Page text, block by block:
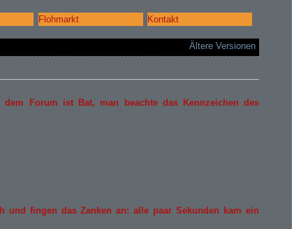
Flohmarkt Kontakt
Ältere Versionen
Forum ist Bat, man beachte das Kennzeichen des
und fingen das Zanken an: alle paar Sekunden kam ein